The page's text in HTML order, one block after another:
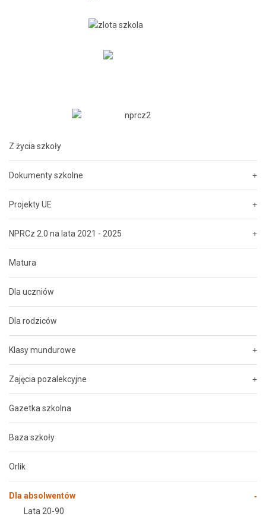
Postaw na innowacje
policji i wojska z elementami zasad ruchu
Postaw na innowacje
Klasa pożarniczarealizuje wybrane
zagadnienia bezpieczeństwa pożarowego z
elementami ratownictwa medycznego
50 lat
imię Joachima Lelewela
Z życia szkoły
Dokumenty szkolne
Projekty UE
NPRCz 2.0 na lata 2021 - 2025
Matura
Dla uczniów
Dla rodziców
Klasy mundurowe
Zajęcia pozalekcyjne
Gazetka szkolna
Baza szkoły
Orlik
Dla absolwentów
Lata 20-90